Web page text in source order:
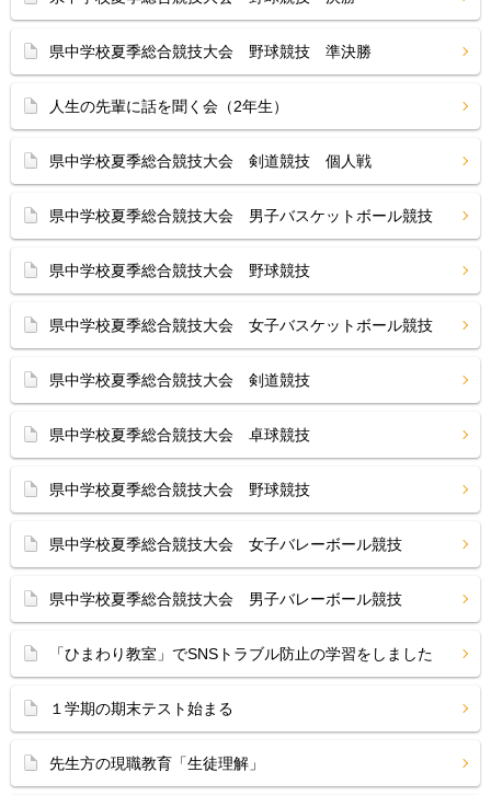
県中学校夏季総合競技大会 野球競技 準決勝
人生の先輩に話を聞く会（2年生）
県中学校夏季総合競技大会 剣道競技 個人戦
県中学校夏季総合競技大会 男子バスケットボール競技
県中学校夏季総合競技大会 野球競技
県中学校夏季総合競技大会 女子バスケットボール競技
県中学校夏季総合競技大会 剣道競技
県中学校夏季総合競技大会 卓球競技
県中学校夏季総合競技大会 野球競技
県中学校夏季総合競技大会 女子バレーボール競技
県中学校夏季総合競技大会 男子バレーボール競技
「ひまわり教室」でSNSトラブル防止の学習をしました
１学期の期末テスト始まる
先生方の現職教育「生徒理解」